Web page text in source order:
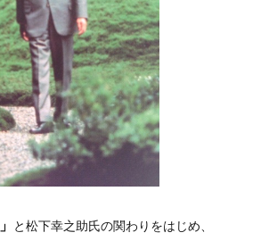
と松下幸之助氏の関わりをはじめ、